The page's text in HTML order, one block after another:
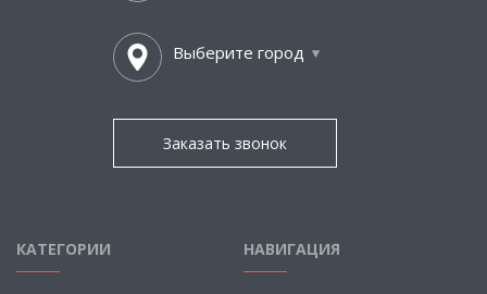
Выберите город
Заказать звонок
КАТЕГОРИИ НАВИГАЦИЯ